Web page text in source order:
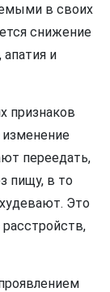
в своих
снижение
и
признаков
изменение
переедать,
пищу, в то
Это